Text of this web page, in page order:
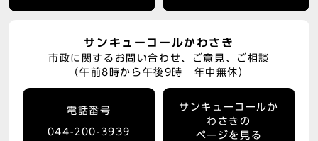
サンキューコールかわさき
市政に関するお問い合わせ、ご意見、ご相談
（午前8時から午後9時 年中無休）
電話番号
044-200-3939
サンキューコールか
わさきの
ページを見る